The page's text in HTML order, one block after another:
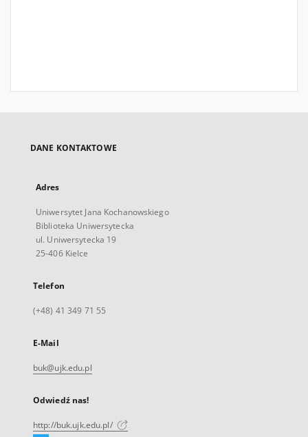
DANE KONTAKTOWE
Adres
Uniwersytet Jana Kochanowskiego
Biblioteka Uniwersytecka
ul. Uniwersytecka 19
25-406 Kielce
Telefon
(+48) 41 349 71 55
E-Mail
buk@ujk.edu.pl
Odwiedź nas!
http://buk.ujk.edu.pl/